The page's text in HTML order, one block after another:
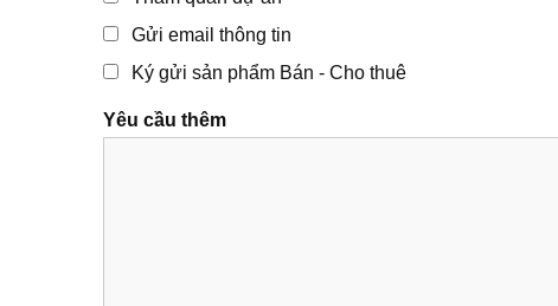
Gửi email thông tin
Ký gửi sản phẩm Bán - Cho thuê
Yêu cầu thêm